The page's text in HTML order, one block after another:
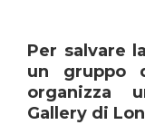
Per salvare
un gruppo
organizza
Gallery di